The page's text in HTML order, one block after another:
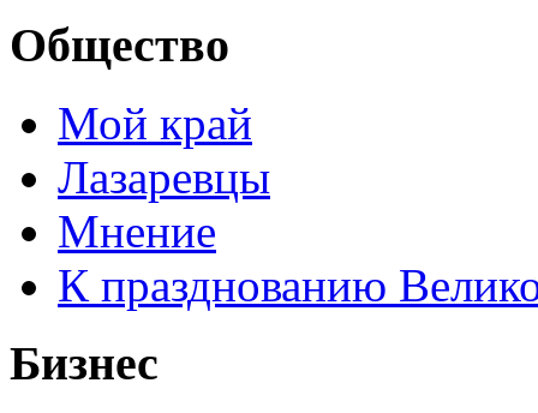
Общество
Мой край
Лазаревцы
Мнение
К празднованию
Бизнес